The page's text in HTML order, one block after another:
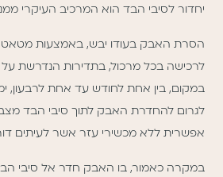
יחדור לסיבי הבד הוא המרכיב העיקרי
הסרת האבק בעודו יבש, באמצעות מטאטא
לרכישה בכל מרכול, בתדירות הנדרשת
במקום, בין אחת לחודש עד אחת לרבעון,
לגרום להחדרת האבק לתוך סיבי הבד
אפשרית ללא מכשירי עזר אשר לעיתים
במקרה כאמור, בו האבק חדר אל סיבי